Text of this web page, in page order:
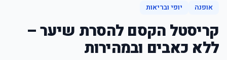
אופנה יופי ובריאות
קריסטל הקסם להסרת שיער –
ללא כאבים ובמהירות